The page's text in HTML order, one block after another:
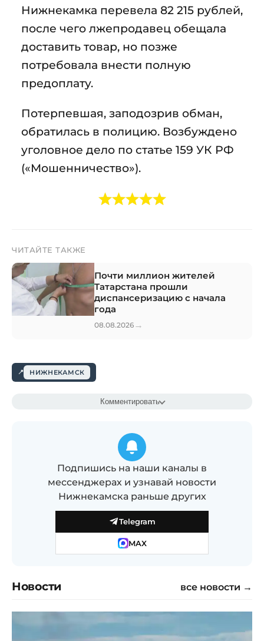
Нижнекамка перевела 82 215 рублей,
после чего лжепродавец обещала
доставить товар, но позже
потребовала внести полную
предоплату.
Потерпевшая, заподозрив обман,
обратилась в полицию. Возбуждено
уголовное дело по статье 159 УК РФ
(«Мошенничество»).
ЧИТАЙТЕ ТАКЖЕ
Почти миллион жителей
Татарстана прошли
диспансеризацию с начала
года
08.08.2026 →
НИЖНЕКАМСК
Комментировать
Подпишись на наши каналы в
мессенджерах и узнавай новости
Нижнекамска раньше других
Telegram
MAX
Новости все новости →